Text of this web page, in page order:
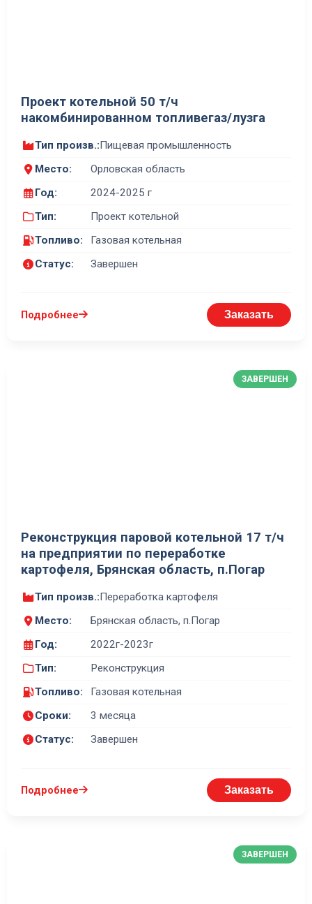
Проект котельной 50 т/ч
накомбинированном топливегаз/лузга
Тип произв.: Пищевая промышленность
Место:
Орловская область
Год:
2024-2025 г
Тип:
Проект котельной
Топливо:
Газовая котельная
Статус:
Завершен
Подробнее Заказать
ЗАВЕРШЕН
Реконструкция паровой котельной 17 т/ч
на предприятии по переработке
картофеля, Брянская область, п.Погар
Тип произв.: Переработка картофеля
Место:
Брянская область, п.Погар
Год:
2022г-2023г
Тип:
Реконструкция
Топливо:
Газовая котельная
Сроки:
3 месяца
Статус:
Завершен
Подробнее Заказать
ЗАВЕРШЕН